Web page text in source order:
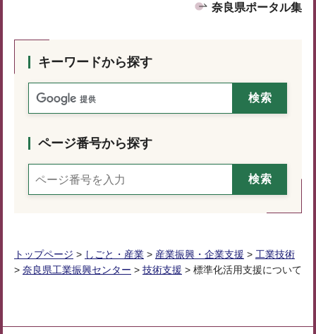
奈良県ポータル集
キーワードから探す
ページ番号から探す
トップページ > しごと・産業 > 産業振興・企業支援 > 工業技術
> 奈良県工業振興センター > 技術支援 > 標準化活用支援について